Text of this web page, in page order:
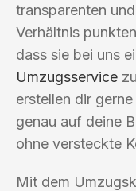
transparenten
Verhältnis
dass sie bei uns
Umzugsservice
erstellen dir
genau auf deine
ohne versteckte
Mit dem